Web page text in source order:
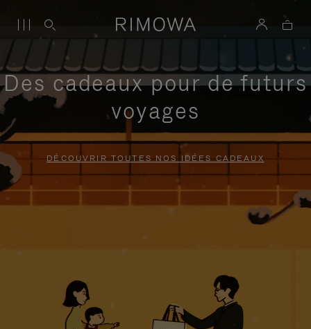
Des cadeaux pour de futurs
voyages
DÉCOUVRIR TOUTES NOS IDÉES CADEAUX